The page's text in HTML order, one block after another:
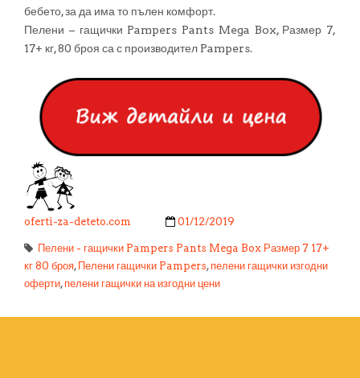
бебето, за да има то пълен комфорт.
Пелени – гащички Pampers Pants Mega Box, Размер 7,
17+ кг, 80 броя са с производител Pampers.
oferti-za-deteto.com 01/12/2019
Пелени - гащички Pampers Pants Mega Box Размер 7 17+
кг 80 броя, Пелени гащички Pampers, пелени гащички изгодни
оферти, пелени гащички на изгодни цени